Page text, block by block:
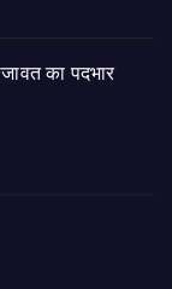
का पदभार